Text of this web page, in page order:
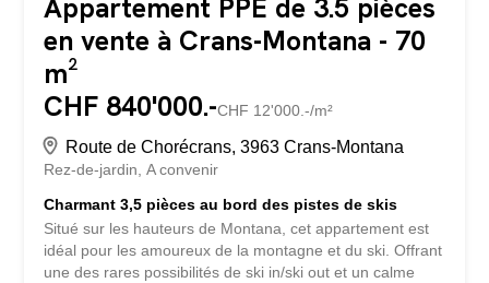
Appartement PPE de 3.5 pièces
en vente à Crans-Montana - 70
m²
CHF 840'000.-CHF 12'000.-/m²
Route de Chorécrans, 3963 Crans-Montana
Rez-de-jardin A convenir
Charmant 3,5 pièces au bord des pistes de skis
Situé sur les hauteurs de Montana, cet appartement est
idéal pour les amoureux de la montagne et du ski. Offrant
une des rares possibilités de ski in/ski out et un calme